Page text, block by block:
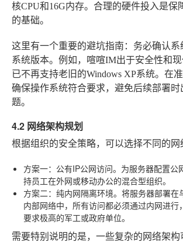
核CPU和16G内存。合理的硬件投入是保
的基础。
这里有一个重要的避坑指南 ：务必确认
系统版本。例如，喧喧IM出于安全性和现
已不再支持老旧的Windows XP系统。在
确保操作系统符合要求，避免后续部署时
题。
4.2 网络架构规划
根据组织的安全策略，可以选择不同的网
方案一：公有IP公网访问。为服务器配置公
持员工在外网或移动办公的混合型组织。
方案二：纯内网隔离环境。将服务器部署在
内部网络中，所有访问都必须通过内网进行
要求极高的军工或政府单位。
需要特别说明的是，一些复杂的网络架